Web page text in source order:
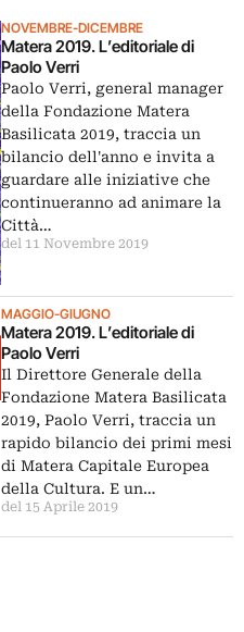
NOVEMBRE-DICEMBRE
Matera 2019. L’editoriale di
Paolo Verri
Paolo Verri, general manager
della Fondazione Matera
Basilicata 2019, traccia un
bilancio dell'anno e invita a
guardare alle iniziative che
continueranno ad animare la
Città…
del 11 Novembre 2019
MAGGIO-GIUGNO
Matera 2019. L’editoriale di
Paolo Verri
Il Direttore Generale della
Fondazione Matera Basilicata
2019, Paolo Verri, traccia un
rapido bilancio dei primi mesi
di Matera Capitale Europea
della Cultura. E un…
del 15 Aprile 2019